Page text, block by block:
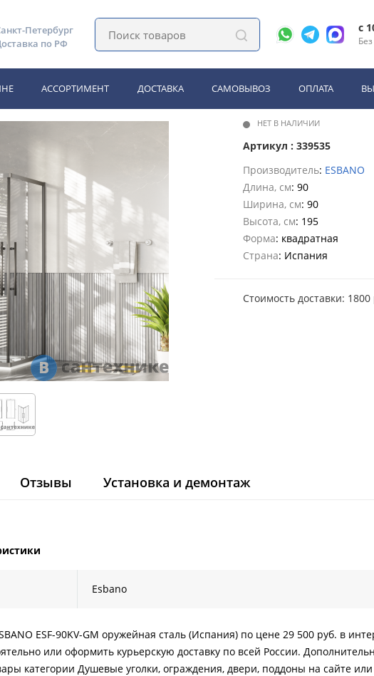
Петербург
по РФ
c
АССОРТИМЕНТ ДОСТАВКА САМОВЫВОЗ ОПЛАТА
ограждения, двери, поддоны Душевое ограждение ESBANO ESF-90KV-GM
ESBANO ESF-90KV-GM
НЕТ В НАЛИЧИИ
Артикул : 339535
Производитель: ESBANO
Длина, см: 90
Ширина, см: 90
Высота, см: 195
Форма: квадратная
Страна: Испания
Стоимость доставки: 1800
Отзывы Установка и демонтаж
Esbano
ESF-90KV-GM оружейная сталь (Испания) по цене 29 500 руб. в
или оформить курьерскую доставку по всей России.
категории Душевые уголки, ограждения, двери, поддоны на сайте